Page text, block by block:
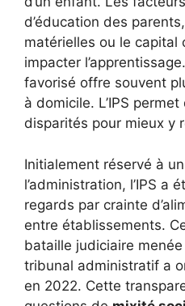
d’éducation des
matérielles ou le capital
impacter
favorisé offre souvent
à domicile. L’IPS
disparités pour mieux y
Initialement réservé à
l’administration, l’IPS a
regards par crainte
entre établissements.
bataille judiciaire
tribunal administratif a
en 2022. Cette